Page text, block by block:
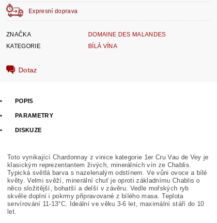
Expresní doprava
ZNAČKA
DOMAINE DES MALANDES
KATEGORIE
BÍLÁ VÍNA
Dotaz
POPIS
PARAMETRY
DISKUZE
Toto vynikající Chardonnay z vinice kategorie 1er Cru Vau de Vey je
klasickým reprezentantem živých, minerálních vín ze Chablis.
Typická světlá barva s nazelenalým odstínem. Ve vůni ovoce a bílé
květy. Velmi svěží, minerální chuť je oproti základnímu Chablis o
něco složitější, bohatší a delší v závěru. Vedle mořských ryb
skvěle doplní i pokrmy připravované z bílého masa. Teplota
servírování 11-13°C. Ideální ve věku 3-6 let, maximální stáří do 10
let.